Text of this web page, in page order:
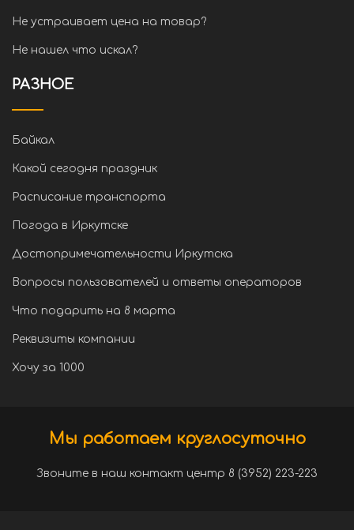
Не устраивает цена на товар?
Не нашел что искал?
РАЗНОЕ
Байкал
Какой сегодня праздник
Расписание транспорта
Погода в Иркутске
Достопримечательности Иркутска
Вопросы пользователей и ответы операторов
Что подарить на 8 марта
Реквизиты компании
Хочу за 1000
Мы работаем круглосуточно
Звоните в наш контакт центр 8 (3952) 223-223